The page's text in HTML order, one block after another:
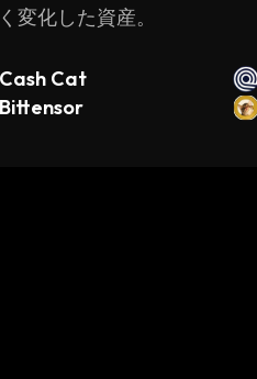
変化した資産。
Cat